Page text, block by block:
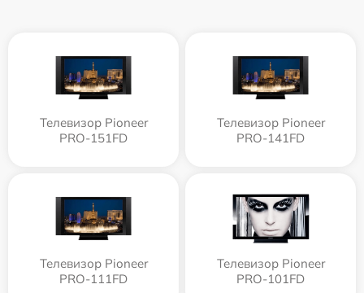
Телевизор Pioneer
PRO-151FD
Телевизор Pioneer
PRO-141FD
Телевизор Pioneer
PRO-111FD
Телевизор Pioneer
PRO-101FD